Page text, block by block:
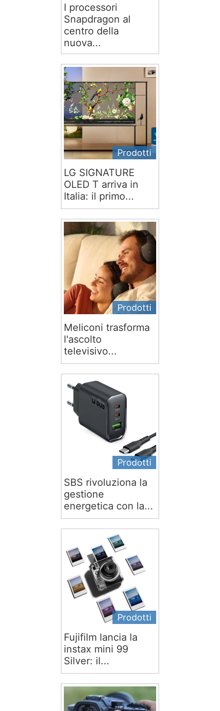
I processori
Snapdragon al
centro della
nuova...
Prodotti
LG SIGNATURE
OLED T arriva in
Italia: il primo...
Prodotti
Meliconi trasforma
l'ascolto
televisivo...
Prodotti
SBS rivoluziona la
gestione
energetica con la...
Prodotti
Fujifilm lancia la
instax mini 99
Silver: il...